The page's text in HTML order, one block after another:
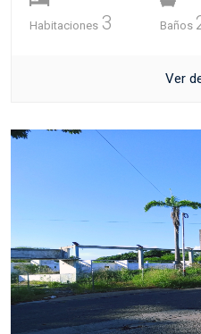
Habitaciones 3 Baños
Ver